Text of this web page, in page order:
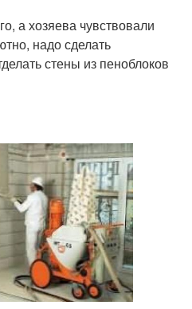
а хозяева чувствовали
надо сделать
стены из пеноблоков